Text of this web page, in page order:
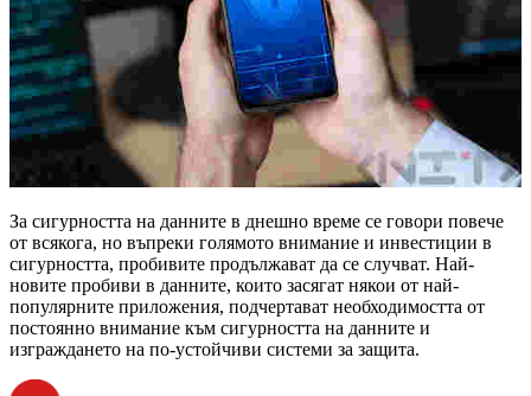
За сигурността на данните в днешно време се говори повече
от всякога, но въпреки голямото внимание и инвестиции в
сигурността, пробивите продължават да се случват. Най-
новите пробиви в данните, които засягат някои от най-
популярните приложения, подчертават необходимостта от
постоянно внимание към сигурността на данните и
изграждането на по-устойчиви системи за защита.